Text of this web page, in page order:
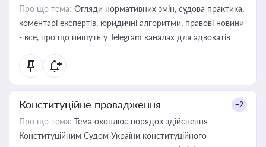
Про що тема: Огляди нормативних змін, судова практика,
коментарі експертів, юридичні алгоритми, правові новини
- все, про що пишуть у Telegram каналах для адвокатів
Конституційне провадження +2
Про що тема: Тема охоплює порядок здійснення
Конституційним Судом України конституційного